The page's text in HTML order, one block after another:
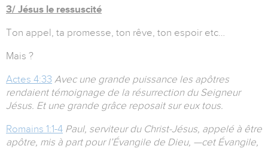
3/ Jésus le ressuscité
Ton appel, ta promesse, ton rêve, ton espoir etc…
Mais ?
Actes 4:33 Avec une grande puissance les apôtres
rendaient témoignage de la résurrection du Seigneur
Jésus. Et une grande grâce reposait sur eux tous.
Romains 1:1-4 Paul, serviteur du Christ-Jésus, appelé à être
apôtre, mis à part pour l’Évangile de Dieu, —cet Évangile,